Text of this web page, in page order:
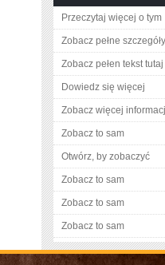
Przeczytaj więcej o tym
Zobacz pełne szczegóły
Zobacz pełen tekst tutaj
Dowiedz się więcej
Zobacz więcej
Zobacz to sam
Otwórz, by zobaczyć
Zobacz to sam
Zobacz to sam
Zobacz to sam